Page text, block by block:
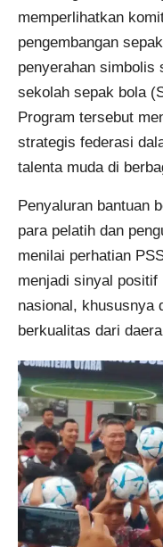
memperlihatkan
pengembangan
penyerahan simbolis
sekolah sepak bola
Program tersebut
strategis federasi
talenta muda di
Penyaluran bantuan
para pelatih dan
menilai perhatian
menjadi sinyal positif
nasional, khususnya
berkualitas dari